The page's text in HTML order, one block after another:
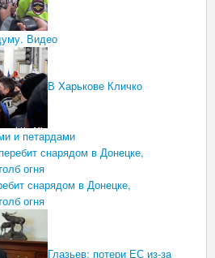
Видео
В Харькове Кличко
и петардами
снарядом в Донецке,
огня
Глазьев: потери ЕС из-за